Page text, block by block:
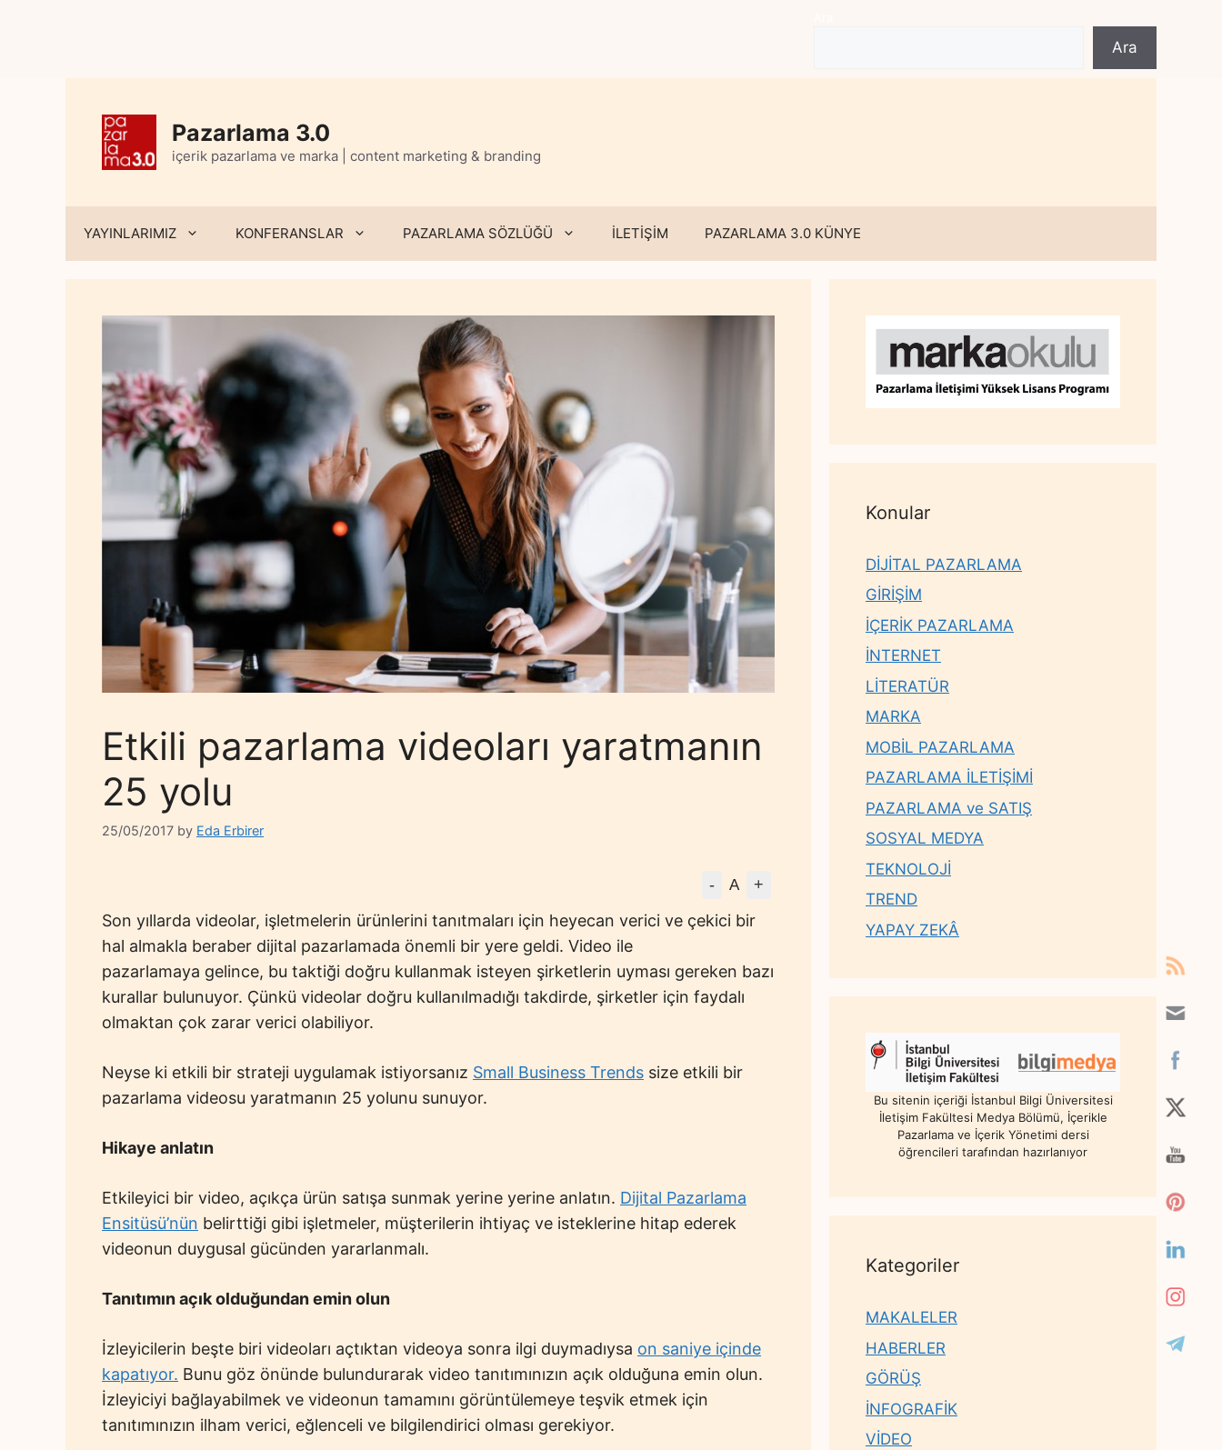
Ara
Pazarlama 3.0
içerik pazarlama ve marka | content marketing & branding
YAYINLARIMIZ KONFERANSLAR PAZARLAMA SÖZLÜĞÜ İLETİŞİM PAZARLAMA 3.0 KÜNYE
Etkili pazarlama videoları yaratmanın
25 yolu
25/05/2017 by Eda Erbirer
- A +
Son yıllarda videolar, işletmelerin ürünlerini tanıtmaları için heyecan verici ve çekici bir
hal almakla beraber dijital pazarlamada önemli bir yere geldi. Video ile
pazarlamaya gelince, bu taktiği doğru kullanmak isteyen şirketlerin uyması gereken bazı
kurallar bulunuyor. Çünkü videolar doğru kullanılmadığı takdirde, şirketler için faydalı
olmaktan çok zarar verici olabiliyor.
Neyse ki etkili bir strateji uygulamak istiyorsanız Small Business Trends size etkili bir
pazarlama videosu yaratmanın 25 yolunu sunuyor.
Hikaye anlatın
Etkileyici bir video, açıkça ürün satışa sunmak yerine yerine anlatın. Dijital Pazarlama
Ensitüsü’nün belirttiği gibi işletmeler, müşterilerin ihtiyaç ve isteklerine hitap ederek
videonun duygusal gücünden yararlanmalı.
Tanıtımın açık olduğundan emin olun
İzleyicilerin beşte biri videoları açtıktan videoya sonra ilgi duymadıysa on saniye içinde
kapatıyor. Bunu göz önünde bulundurarak video tanıtımınızın açık olduğuna emin olun.
İzleyiciyi bağlayabilmek ve videonun tamamını görüntülemeye teşvik etmek için
tanıtımınızın ilham verici, eğlenceli ve bilgilendirici olması gerekiyor.
Konular
DİJİTAL PAZARLAMA
GİRİŞİM
İÇERİK PAZARLAMA
İNTERNET
LİTERATÜR
MARKA
MOBİL PAZARLAMA
PAZARLAMA İLETİŞİMİ
PAZARLAMA ve SATIŞ
SOSYAL MEDYA
TEKNOLOJİ
TREND
YAPAY ZEKÂ
Bu sitenin içeriği İstanbul Bilgi Üniversitesi
İletişim Fakültesi Medya Bölümü, İçerikle
Pazarlama ve İçerik Yönetimi dersi
öğrencileri tarafından hazırlanıyor
Kategoriler
MAKALELER
HABERLER
GÖRÜŞ
İNFOGRAFİK
VİDEO